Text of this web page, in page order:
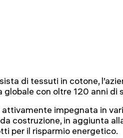
di tessuti in cotone,
globale con oltre 120 anni di
impegnata in
costruzione, in aggiunta
per il risparmio energetico.